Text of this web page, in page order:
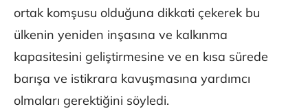
ortak komşusu olduğuna dikkati çekerek bu
ülkenin yeniden inşasına ve kalkınma
kapasitesini geliştirmesine ve en kısa sürede
barışa ve istikrara kavuşmasına yardımcı
olmaları gerektiğini söyledi.